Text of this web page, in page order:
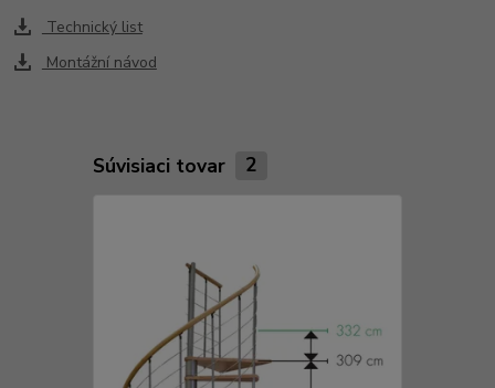
Technický list
Montážní návod
Súvisiaci tovar 2